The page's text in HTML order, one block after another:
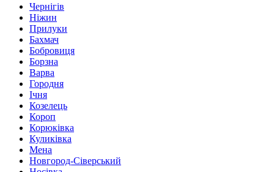
Чернігів
Ніжин
Прилуки
Бахмач
Бобровиця
Борзна
Варва
Городня
Ічня
Козелець
Короп
Корюківка
Куликівка
Мена
Новгород-Сіверський